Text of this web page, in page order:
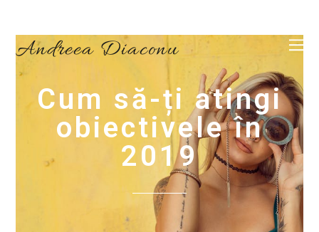
Andreea Diaconu
Cum să-ți atingi
obiectivele în
2019